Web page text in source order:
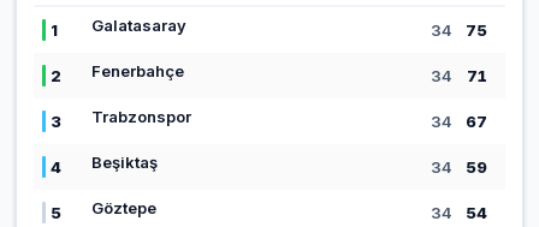
1 Galatasaray 34 75
2 Fenerbahçe 34 71
3 Trabzonspor 34 67
4 Beşiktaş 34 59
5 Göztepe 34 54